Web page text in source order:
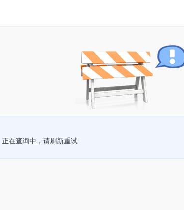
正在查询中，请刷新重试